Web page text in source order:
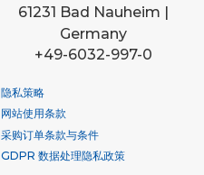
61231 Bad Nauheim |
Germany
+49-6032-997-0
隐私策略
网站使用条款
采购订单条款与条件
GDPR 数据处理隐私政策